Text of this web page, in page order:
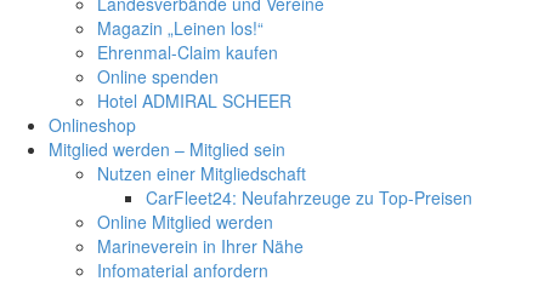
Magazin „Leinen los!“
Ehrenmal-Claim kaufen
Online spenden
Hotel ADMIRAL SCHEER
Onlineshop
Mitglied werden – Mitglied sein
Nutzen einer Mitgliedschaft
CarFleet24: Neufahrzeuge zu Top-Preisen
Online Mitglied werden
Marineverein in Ihrer Nähe
Infomaterial anfordern